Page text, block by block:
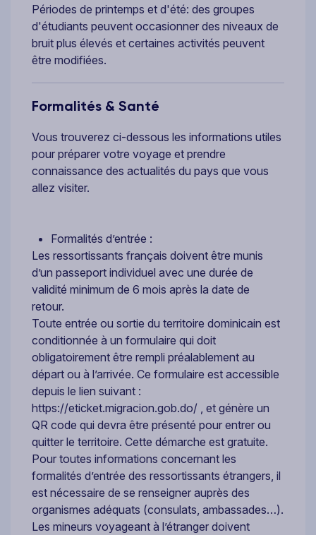
Périodes de printemps et d'été: des groupes
d'étudiants peuvent occasionner des niveaux de
bruit plus élevés et certaines activités peuvent
être modifiées.
Formalités & Santé
Vous trouverez ci-dessous les informations utiles
pour préparer votre voyage et prendre
connaissance des actualités du pays que vous
allez visiter.
Formalités d’entrée :
Les ressortissants français doivent être munis
d’un passeport individuel avec une durée de
validité minimum de 6 mois après la date de
retour.
Toute entrée ou sortie du territoire dominicain est
conditionnée à un formulaire qui doit
obligatoirement être rempli préalablement au
départ ou à l’arrivée. Ce formulaire est accessible
depuis le lien suivant :
https://eticket.migracion.gob.do/ , et génère un
QR code qui devra être présenté pour entrer ou
quitter le territoire. Cette démarche est gratuite.
Pour toutes informations concernant les
formalités d’entrée des ressortissants étrangers, il
est nécessaire de se renseigner auprès des
organismes adéquats (consulats, ambassades…).
Les mineurs voyageant à l’étranger doivent